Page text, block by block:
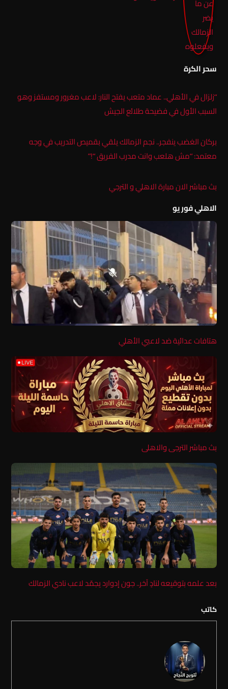
سحر الكرة
“زلزال في الأهلي.. عماد متعب يفتح النار: لاعب مغرور ومستفز وهو
السبب الأول في فضيحة طلائع الجيش
بركان الغضب ينفجر.. نجم الزمالك يلقي بقميص التدريب في وجه
معتمد: “مش هلعب وانت مدرب الفريق “!”
بث مباشر الان مبارة الاهلي و الترجي
الاهلي فور يو
هتافات عدائية ضد لاعبي الأهلي
بث مباشر الترجى والاهلى
بعد علمه بتوقيعه لنادٍ آخر.. جون إدوارد يجمّد لاعب نادي الزمالك
كاتب